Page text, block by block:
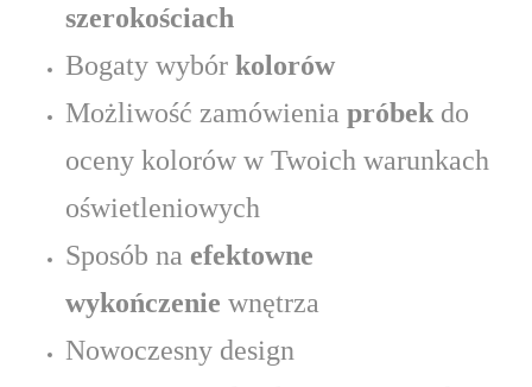
szerokościach
Bogaty wybór kolorów
Możliwość zamówienia próbek do
oceny kolorów w Twoich warunkach
oświetleniowych
Sposób na efektowne
wykończenie wnętrza
Nowoczesny design